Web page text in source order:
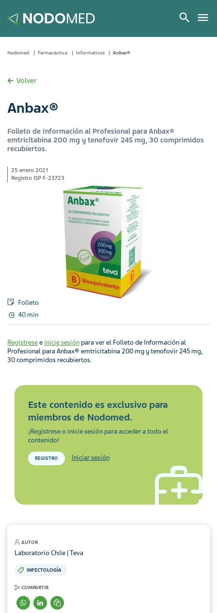
Nodomed Farmacéutica Informativos Anbax®
Volver
Anbax®
Folleto de Información al Profesional para Anbax®
emtricitabina 200 mg y tenofovir 245 mg, 30 comprimidos
recubiertos.
25 enero 2021
Registro ISP F-23723
Folleto
40 min
AUTOR
Laboratorio Chile | Teva
INFECTOLOGÍA
COMPARTIR
Regístresee inicie sesión para ver el Folleto de Información al
Profesional para Anbax® emtricitabina 200 mg y tenofovir 245 mg,
30 comprimidos recubiertos.
Este contenido es exclusivo para
miembros de Nodomed.
¡Regístrese o inicie sesión para acceder a todo el
contenido!
REGISTRO Iniciar sesión